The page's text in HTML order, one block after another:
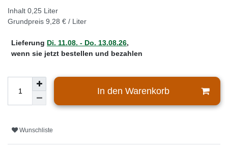
Inhalt 0,25 Liter
Grundpreis 9,28 € / Liter
Lieferung Di. 11.08. - Do. 13.08.26,
wenn sie jetzt bestellen und bezahlen
In den Warenkorb
Wunschliste